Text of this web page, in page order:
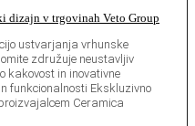
dizajn v trgovinah Veto Group
ustvarjanja vrhunske
združuje neustavljiv
kakovost in inovativne
funkcionalnosti Ekskluzivno
Ceramica